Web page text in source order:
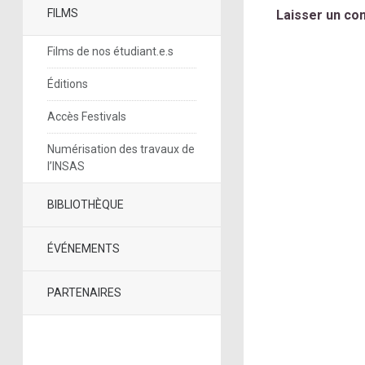
FILMS
Films de nos étudiant.e.s
Éditions
Accès Festivals
Numérisation des travaux de
l’INSAS
BIBLIOTHÈQUE
ÉVÉNEMENTS
PARTENAIRES
Laisser un